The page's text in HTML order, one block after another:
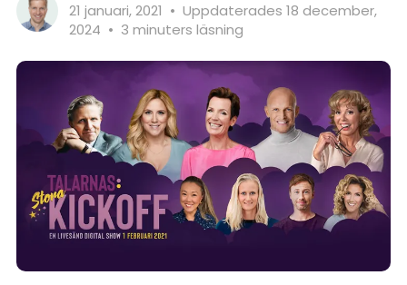
21 januari, 2021 • Uppdaterades 18 december,
2024 • 3 minuters läsning